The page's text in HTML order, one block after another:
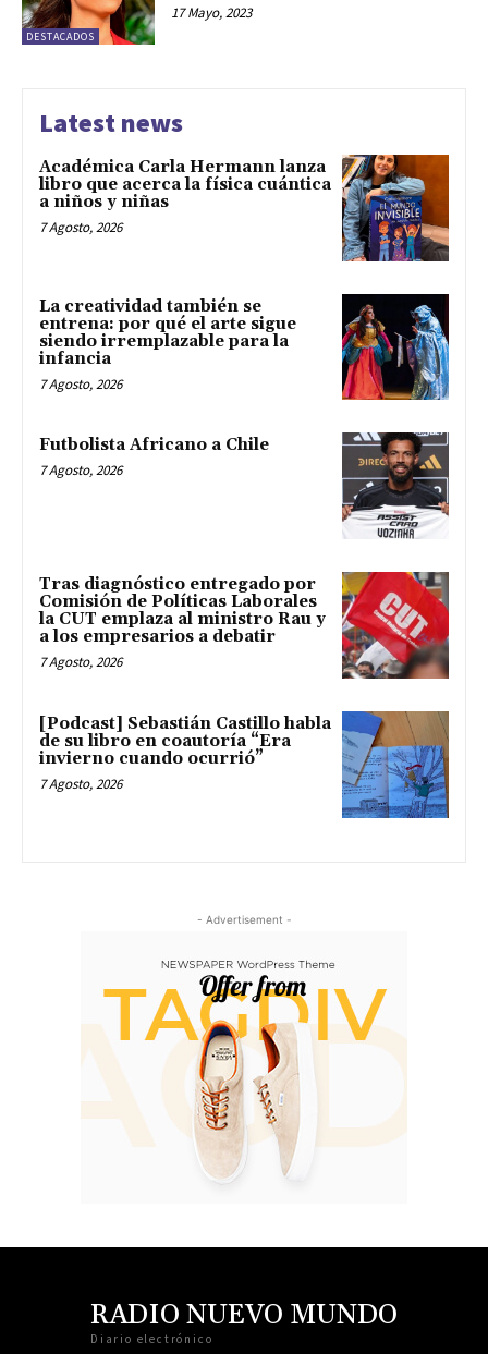
DESTACADOS
17 Mayo, 2023
Latest news
Académica Carla Hermann lanza
libro que acerca la física cuántica
a niños y niñas
7 Agosto, 2026
La creatividad también se
entrena: por qué el arte sigue
siendo irremplazable para la
infancia
7 Agosto, 2026
Futbolista Africano a Chile
7 Agosto, 2026
Tras diagnóstico entregado por
Comisión de Políticas Laborales
la CUT emplaza al ministro Rau y
a los empresarios a debatir
7 Agosto, 2026
[Podcast] Sebastián Castillo habla
de su libro en coautoría “Era
invierno cuando ocurrió”
7 Agosto, 2026
- Advertisement -
RADIO NUEVO MUNDO
Diario electrónico